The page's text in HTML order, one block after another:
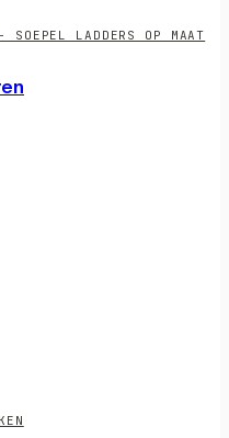
SOEPEL LADDERS OP MAAT